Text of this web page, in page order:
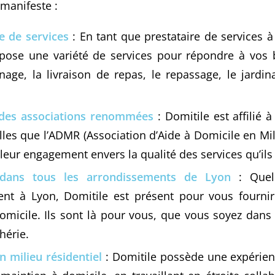
:
de services : En tant que prestataire de services
une variété de services pour répondre à vos
la livraison de repas, le repassage, le
associations renommées : Domitile est affilié
que l’ADMR (Association d’Aide à Domicile en
engagement envers la qualité des services
tous les arrondissements de Lyon :
à Lyon, Domitile est présent pour vous
Ils sont là pour vous, que vous soyez
milieu résidentiel : Domitile possède une